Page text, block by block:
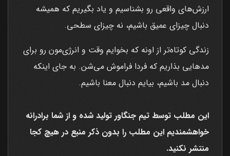
ارزش‌های واقعی رو بشناسیم و یاد بگیریم که همیشه
دنبال چیزای عمیق باشیم، نه چیزای سطحی.
زندگی کوتاه‌تر از اونه که بخوایم وقت و انرژی‌مون رو برای
مدهایی بذاریم که فردا فراموش می‌شن. به جای اینکه
دنبال مد باشیم، بیایم دنبال معنا باشیم.
این مطلب توسط تیم جنگاور تولید شده و از شما برادرانه
خواهشمندیم این مطلب را بدون ذکر منبع در هیچ کجا
منتشر نکنید.